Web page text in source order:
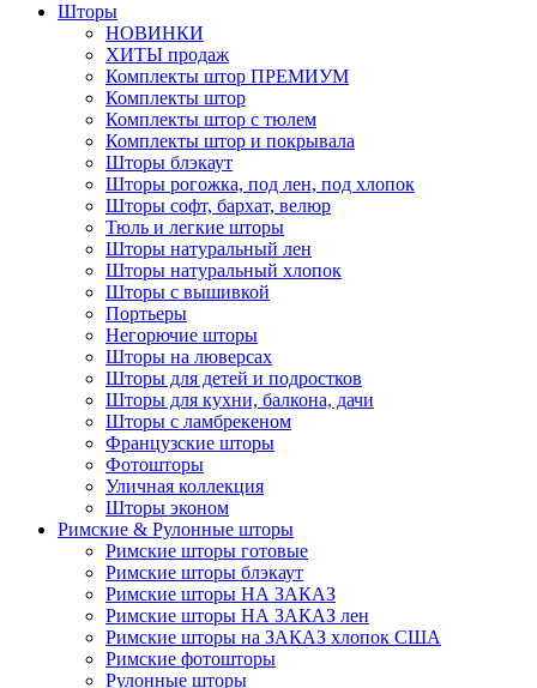
Шторы
НОВИНКИ
ХИТЫ продаж
Комплекты штор ПРЕМИУМ
Комплекты штор
Комплекты штор с тюлем
Комплекты штор и покрывала
Шторы блэкаут
Шторы рогожка, под лен, под хлопок
Шторы софт, бархат, велюр
Тюль и легкие шторы
Шторы натуральный лен
Шторы натуральный хлопок
Шторы с вышивкой
Портьеры
Негорючие шторы
Шторы на люверсах
Шторы для детей и подростков
Шторы для кухни, балкона, дачи
Шторы с ламбрекеном
Французские шторы
Фотошторы
Уличная коллекция
Шторы эконом
Римские & Рулонные шторы
Римские шторы готовые
Римские шторы блэкаут
Римские шторы НА ЗАКАЗ
Римские шторы НА ЗАКАЗ лен
Римские шторы на ЗАКАЗ хлопок США
Римские фотошторы
Рулонные шторы